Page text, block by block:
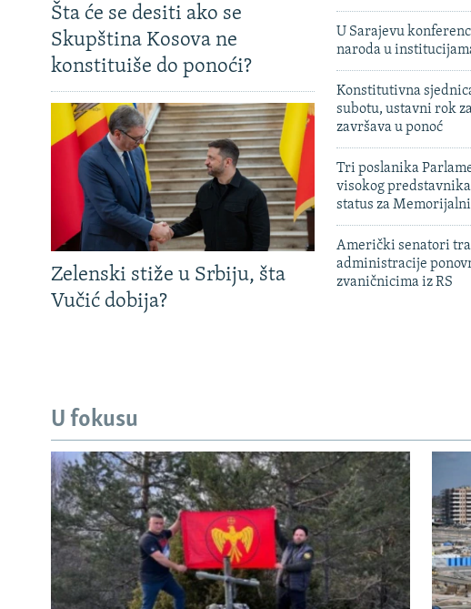
Šta će se desiti ako se
Skupština Kosova ne
konstituiše do ponoći?
Zelenski stiže u Srbiju, šta
Vučić dobija?
U Sarajevu
naroda u
Konstitutivna
subotu, ustavni rok
završava u ponoć
Tri poslanika
visokog
status za
Američki senatori
administracije
zvaničnicima iz RS
U fokusu